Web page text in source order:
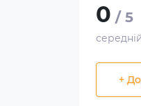
0 / 5
+